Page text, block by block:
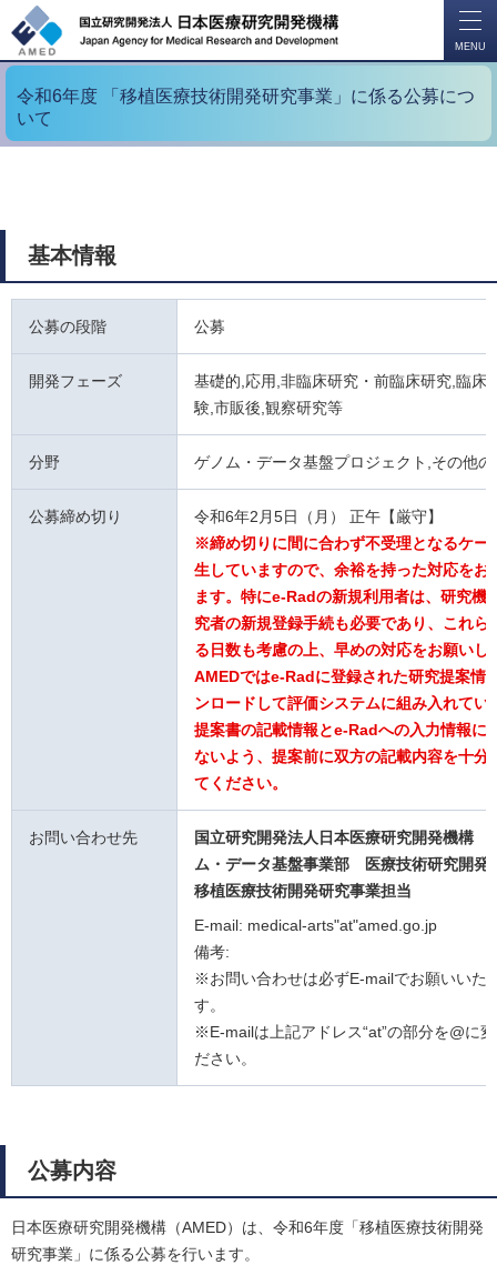
MENU
令和6年度 「移植医療技術開発研究事業」に係る公募につ
いて
基本情報
公募の段階 公募
開発フェーズ
基礎的,応用,非臨床研究・前臨床研究,臨床
験,市販後,観察研究等
分野 ゲノム・データ基盤プロジェクト,その他の
公募締め切り
令和6年2月5日（月） 正午【厳守】
※締め切りに間に合わず不受理となるケー
生していますので、余裕を持った対応をお
ます。特にe-Radの新規利用者は、研究機
究者の新規登録手続も必要であり、これら
る日数も考慮の上、早めの対応をお願いし
AMEDではe-Radに登録された研究提案情
ンロードして評価システムに組み入れてい
提案書の記載情報とe-Radへの入力情報に
ないよう、提案前に双方の記載内容を十分
てください。
お問い合わせ先
国立研究開発法人日本医療研究開発機構
ム・データ基盤事業部 医療技術研究開発
移植医療技術開発研究事業担当
E-mail: medical-arts"at"amed.go.jp
備考:
※お問い合わせは必ずE-mailでお願いいた
す。
※E-mailは上記アドレス“at”の部分を@に
ださい。
公募内容
日本医療研究開発機構（AMED）は、令和6年度「移植医療技術開発
研究事業」に係る公募を行います。